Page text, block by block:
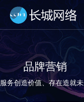
品牌营销
服务创造价值、存在造就